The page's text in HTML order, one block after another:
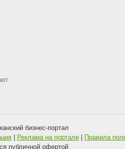
бизнес-портал
Реклама на портале
Правила
публичной офертой